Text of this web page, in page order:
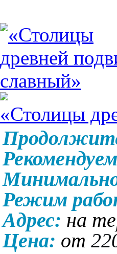
«Столицы
Режим
Адрес: на
Цена: от